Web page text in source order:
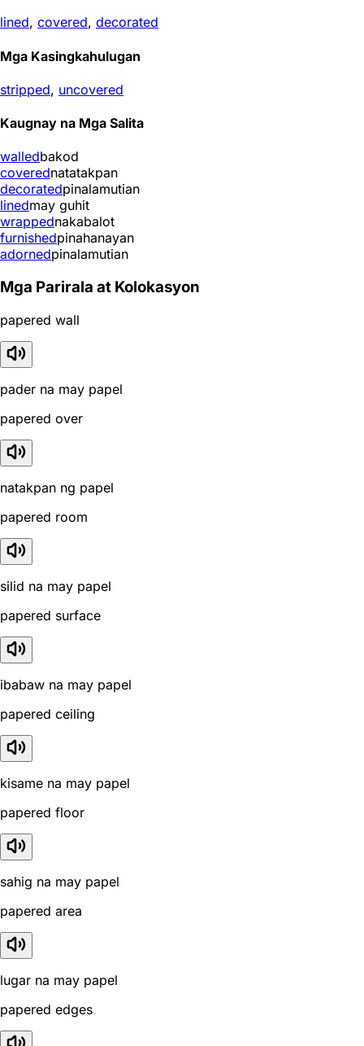
lined, covered, decorated
Mga Kasingkahulugan
stripped, uncovered
Kaugnay na Mga Salita
walledbakod
coverednatatakpan
decoratedpinalamutian
linedmay guhit
wrappednakabalot
furnishedpinahanayan
adornedpinalamutian
Mga Parirala at Kolokasyon
papered wall
pader na may papel
papered over
natakpan ng papel
papered room
silid na may papel
papered surface
ibabaw na may papel
papered ceiling
kisame na may papel
papered floor
sahig na may papel
papered area
lugar na may papel
papered edges